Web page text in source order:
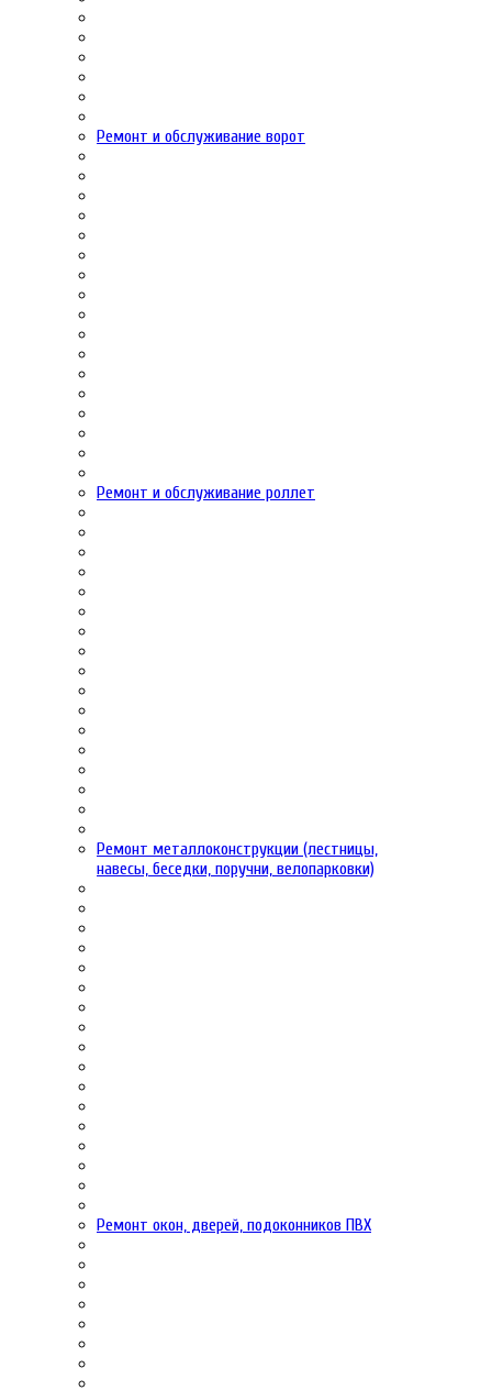
Ремонт и обслуживание ворот
Ремонт и обслуживание роллет
Ремонт металлоконструкции (лестницы,
навесы, беседки, поручни, велопарковки)
Ремонт окон, дверей, подоконников ПВХ